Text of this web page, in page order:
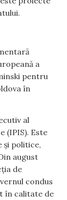
a
pentru
în
al
(IPIS). Este
și politice,
august
de
condus
în calitate de